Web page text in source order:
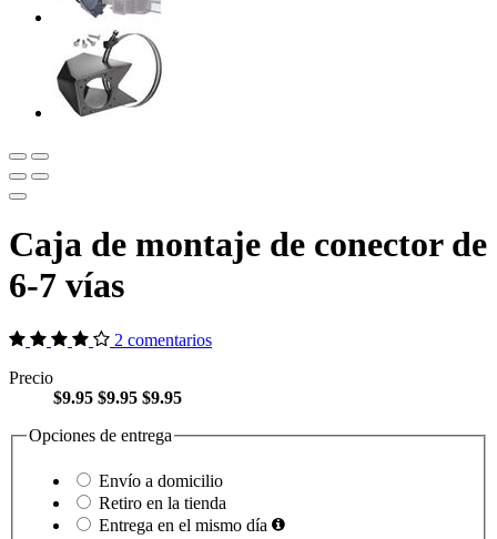
Caja de montaje de conector de
6-7 vías
2 comentarios
Precio
$9.95 $9.95 $9.95
Opciones de entrega
Envío a domicilio
Retiro en la tienda
Entrega en el mismo día